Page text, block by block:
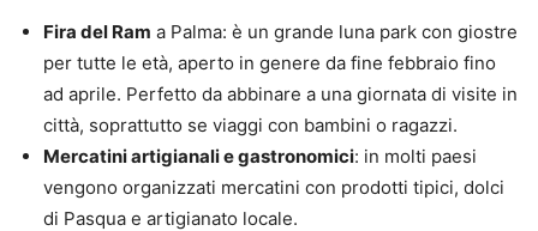
Fira del Ram a Palma: è un grande luna park con giostre
per tutte le età, aperto in genere da fine febbraio fino
ad aprile. Perfetto da abbinare a una giornata di visite in
città, soprattutto se viaggi con bambini o ragazzi.
Mercatini artigianali e gastronomici: in molti paesi
vengono organizzati mercatini con prodotti tipici, dolci
di Pasqua e artigianato locale.